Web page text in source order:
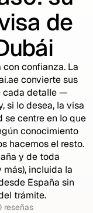
de
con confianza. La
convierte sus
cada detalle —
si lo desea, la visa
centre en lo que
conocimiento
hacemos el resto.
y de toda
incluida la
España sin
trámite.
reseñas